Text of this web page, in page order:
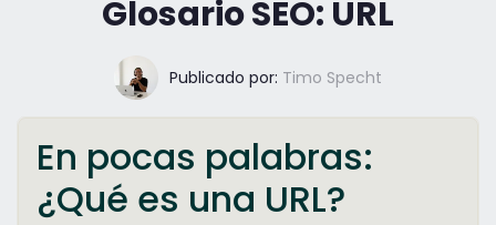
Glosario SEO: URL
Publicado por: Timo Specht
En pocas palabras:
¿Qué es una URL?